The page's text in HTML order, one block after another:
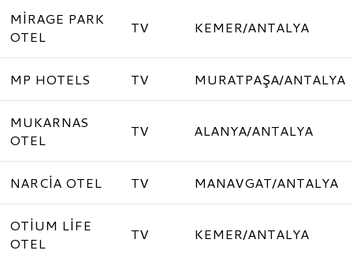
MİRAGE PARK
OTEL
TV KEMER/ANTALYA
MP HOTELS TV MURATPAŞA/ANTALYA
MUKARNAS
OTEL
TV ALANYA/ANTALYA
NARCİA OTEL TV MANAVGAT/ANTALYA
OTİUM LİFE
OTEL
TV KEMER/ANTALYA